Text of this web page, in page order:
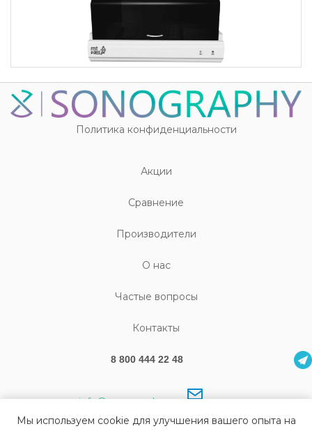
Политика конфиденциальности
Акции
Cравнение
Производители
О нас
Частые вопросы
Контакты
8 800 444 22 48
info@sonography.ru
Мы используем cookie для улучшения вашего опыта на